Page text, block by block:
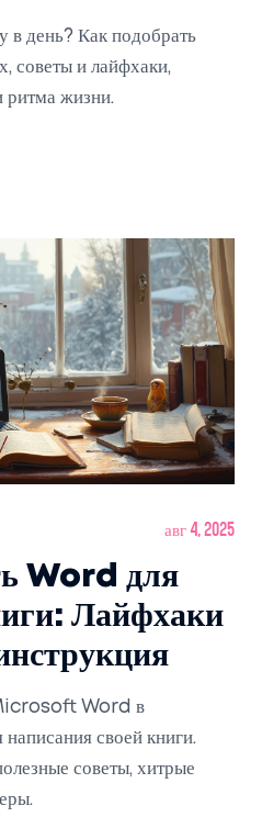
в день? Как подобрать
советы и лайфхаки,
жизни.
авг 4, 2025
Word для
Лайфхаки
Microsoft Word в
своей книги.
советы, хитрые